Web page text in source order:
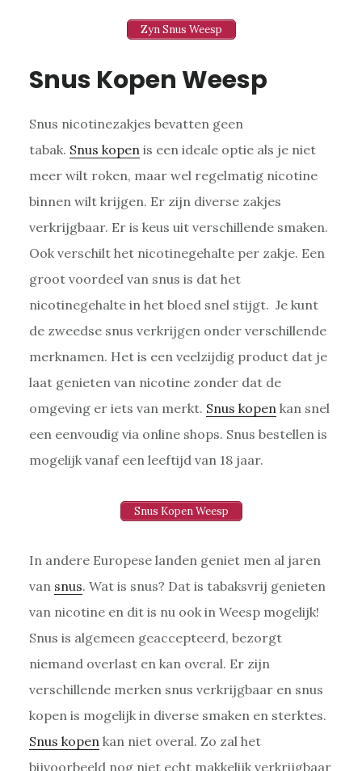
Zyn Snus Weesp
Snus Kopen Weesp
Snus nicotinezakjes bevatten geen
tabak. Snus kopen is een ideale optie als je niet
meer wilt roken, maar wel regelmatig nicotine
binnen wilt krijgen. Er zijn diverse zakjes
verkrijgbaar. Er is keus uit verschillende smaken.
Ook verschilt het nicotinegehalte per zakje. Een
groot voordeel van snus is dat het
nicotinegehalte in het bloed snel stijgt. Je kunt
de zweedse snus verkrijgen onder verschillende
merknamen. Het is een veelzijdig product dat je
laat genieten van nicotine zonder dat de
omgeving er iets van merkt. Snus kopen kan snel
een eenvoudig via online shops. Snus bestellen is
mogelijk vanaf een leeftijd van 18 jaar.
Snus Kopen Weesp
In andere Europese landen geniet men al jaren
van snus. Wat is snus? Dat is tabaksvrij genieten
van nicotine en dit is nu ook in Weesp mogelijk!
Snus is algemeen geaccepteerd, bezorgt
niemand overlast en kan overal. Er zijn
verschillende merken snus verkrijgbaar en snus
kopen is mogelijk in diverse smaken en sterktes.
Snus kopen kan niet overal. Zo zal het
bijvoorbeeld nog niet echt makkelijk verkrijgbaar